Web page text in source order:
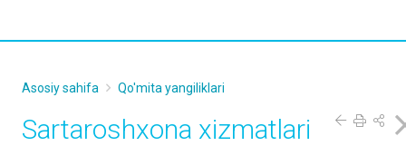
Asosiy sahifa Qo'mita yangiliklari
Sartaroshxona xizmatlari